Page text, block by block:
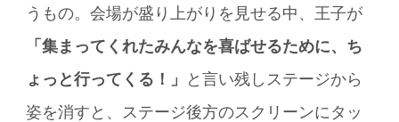
うもの。会場が盛り上がりを見せる中、王子が
「集まってくれたみんなを喜ばせるために、ち
ょっと行ってくる！」
と言い残しステージから
姿を消すと、ステージ後方のスクリーンにタッ